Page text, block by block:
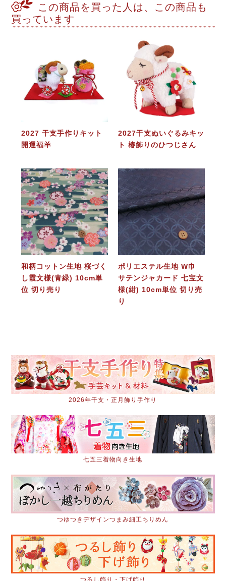
この商品を買った人は、この商品も
買っています
2027 干支手作りキット
開運福羊
2027干支ぬいぐるみキッ
ト 椿飾りのひつじさん
和柄コットン生地 桜づく
し霞文様(青緑) 10cm単
位 切り売り
ポリエステル生地 W巾
サテンジャカード 七宝文
様(紺) 10cm単位 切り売
り
2026年干支・正月飾り手作り
七五三着物向き生地
つゆつきデザインつまみ細工ちりめん
つるし飾り・下げ飾り